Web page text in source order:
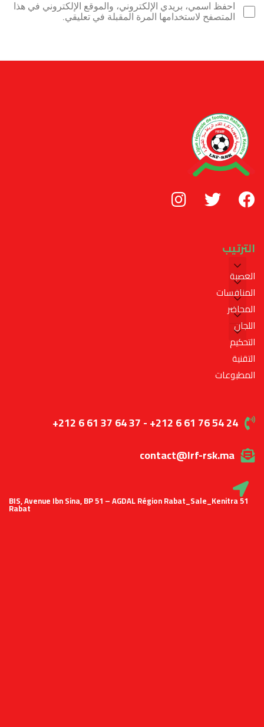
احفظ اسمي، بريدي الإلكتروني، والموقع الإلكتروني في هذا
المتصفح لاستخدامها المرة المقبلة في تعليقي.
الترتيب
العصبة
المنافسات
المحاضر
اللجان
التحكيم
التقنية
المطبوعات
+212 6 61 37 64 37 - +212 6 61 76 54 24
contact@lrf-rsk.ma
51 BIS, Avenue Ibn Sina, BP 51 – AGDAL Région Rabat_Sale_Kenitra
Rabat